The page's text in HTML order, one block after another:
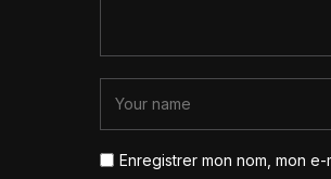
Enregistrer mon nom, mon